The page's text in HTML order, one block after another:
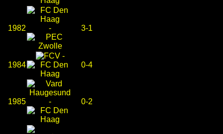
1982 - 3-1
1984
-
0-4
1985 - 0-2